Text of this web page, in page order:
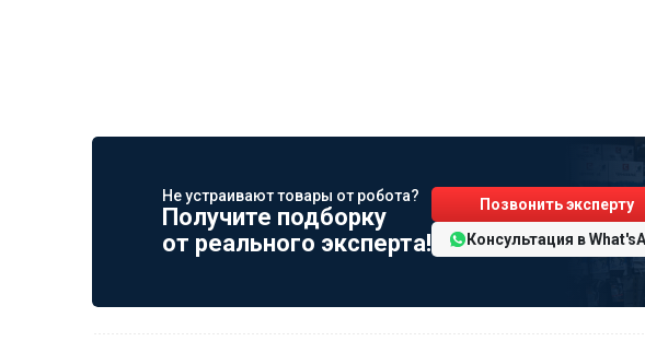
Не устраивают товары от робота?
Получите подборку
от реального эксперта!
Позвонить эксперту
Консультация в